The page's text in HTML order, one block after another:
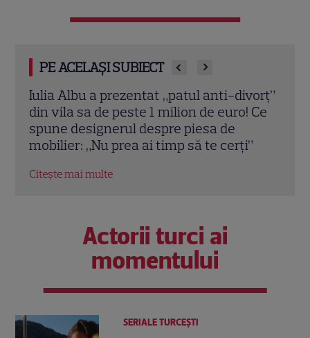
PE ACELAȘI SUBIECT
Iulia Albu a prezentat „patul anti-divorț”
din vila sa de peste 1 milion de euro! Ce
spune designerul despre piesa de
mobilier: „Nu prea ai timp să te cerți”
Citește mai multe
Actorii turci ai
momentului
SERIALE TURCEŞTI